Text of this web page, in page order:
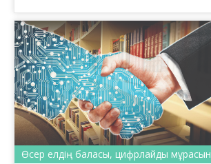
жоспарларын, Үлгілік оқу
бағдарлама...
Өсер елдің баласы, цифрлайды мұрасын